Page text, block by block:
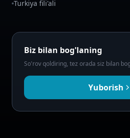
Turkiya fili'ali
Biz bilan bog'laning
So'rov qoldiring, tez orada siz bilan
Yuborish